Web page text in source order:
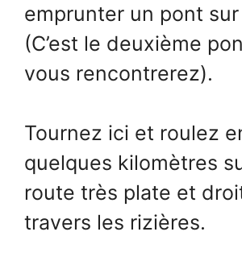
emprunter un pont
(C’est le deuxième
vous rencontrerez).
Tournez ici et roulez
quelques kilomètres
route très plate et
travers les rizières.